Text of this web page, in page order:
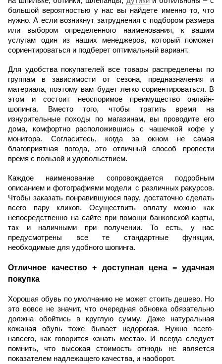
большой вероятностью у нас вы найдете именно то, что
нужно. А если возникнут затруднения с подбором размера
или выбором определенного наименования, к вашим
услугам один из наших менеджеров, который поможет
сориентироваться и подберет оптимальный вариант.
Для удобства покупателей все товары распределены по
группам в зависимости от сезона, предназначения и
материала, поэтому вам будет легко сориентироваться. В
этом и состоит неоспоримое преимущество онлайн-
шопинга. Вместо того, чтобы тратить время на
изнурительные походы по магазинам, вы проводите его
дома, комфортно расположившись с чашечкой кофе у
монитора. Согласитесь, когда за окном не самая
благоприятная погода, это отличный способ провести
время с пользой и удовольствием.
Каждое наименование сопровождается подробным
описанием и фотографиями модели  с различных ракурсов.
Чтобы заказать понравившуюся пару, достаточно сделать
всего пару кликов. Осуществить оплату можно как
непосредственно на сайте при помощи банковской карты,
так и наличными при получении. То есть, у нас
предусмотрены все те стандартные функции,
необходимые для удобного шопинга.
Отличное качество + доступная цена = удачная
покупка
Хорошая обувь по умолчанию не может стоить дешево. Но
это вовсе не значит, что очередная обновка обязательно
должна обойтись в круглую сумму. Даже натуральная
кожаная обувь тоже бывает недорогая. Нужно всего-
навсего, как говорится «знать места». И всегда следует
помнить, что высокая стоимость отнюдь не является
показателем надлежащего качества, и наоборот.